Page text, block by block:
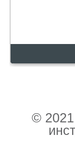
© 2021